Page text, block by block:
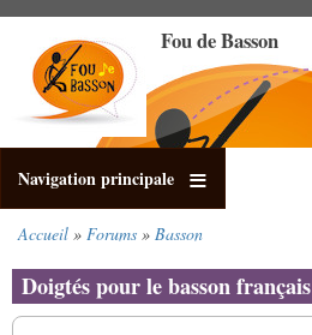
contenu
principal
Fou de Basson
Navigation principale
d'Ariane
Accueil Forums Basson
Doigtés pour le basson français